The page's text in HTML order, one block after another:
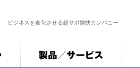
ビジネスを進化させる超サポ愉快カンパニー